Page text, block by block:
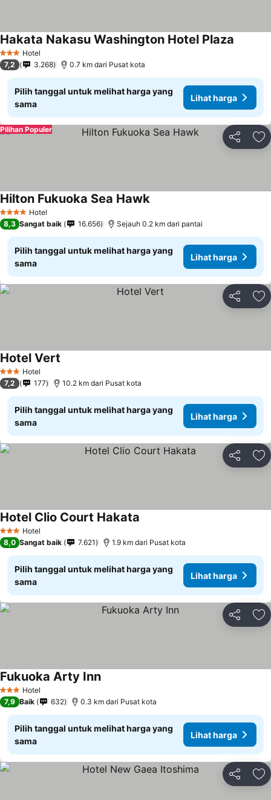
3 BintangHotel
Hakata Nakasu Washington Hotel Plaza
7,2 3.268 0.7 km dari Pusat kota
Pilih tanggal untuk melihat harga yang
sama
Lihat harga
Bagikan
Pilihan Populer
4 BintangHotel
Hilton Fukuoka Sea HawkLihat harga
8,3 Sangat baik 16.656 Sejauh 0.2 km dari pantai
Pilih tanggal untuk melihat harga yang
sama
Lihat harga
Bagikan
3 BintangHotel
Hotel Vert
7,2 177 10.2 km dari Pusat kota
Pilih tanggal untuk melihat harga yang
sama
Lihat harga
Bagikan
3 BintangHotel
Hotel Clio Court Hakata
8,0 Sangat baik 7.621 1.9 km dari Pusat kota
Pilih tanggal untuk melihat harga yang
sama
Lihat harga
Bagikan
3 BintangHotel
Fukuoka Arty InnLihat harga
7,9 Baik 632 0.3 km dari Pusat kota
Pilih tanggal untuk melihat harga yang
sama
Lihat harga
Bagikan